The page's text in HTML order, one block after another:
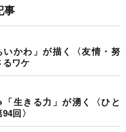
事
かわ」が描く〈友情・努
ワケ
生きる力」が湧く〈ひと
回〉